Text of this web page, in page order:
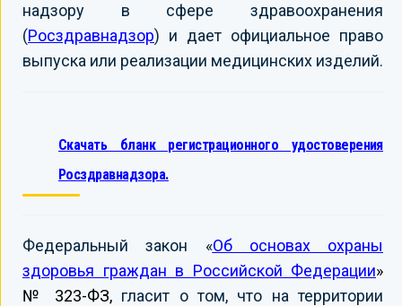
надзору в сфере здравоохранения
(Росздравнадзор) и дает официальное право
выпуска или реализации медицинских изделий.
Скачать бланк регистрационного удостоверения
Росздравнадзора.
Федеральный закон «Об основах охраны
здоровья граждан в Российской Федерации»
№ 323-ФЗ, гласит о том, что на территории